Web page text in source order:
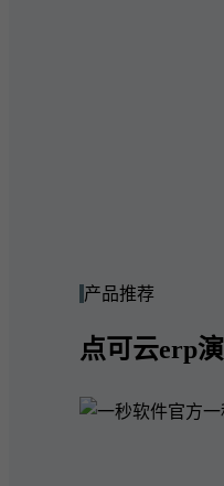
产品推荐
点可云erp
一